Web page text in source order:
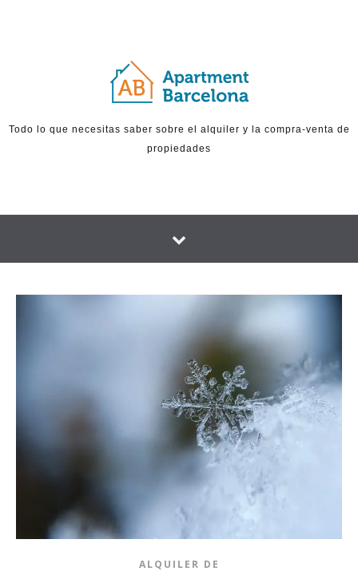
Todo lo que necesitas saber sobre el alquiler y la compra-venta de
propiedades
ALQUILER DE